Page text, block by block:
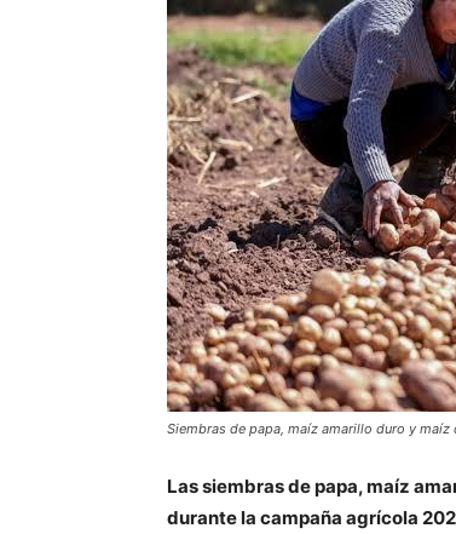
Siembras de papa, maíz amarillo duro y
Las siembras de papa, maíz
durante la campaña agrícola